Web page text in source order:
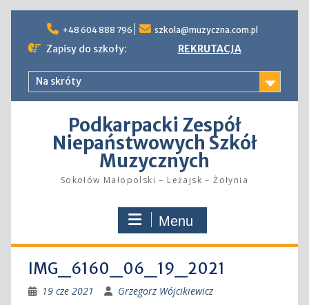
content
+48 604 888 796 szkola@muzyczna.com.pl
Zapisy do szkoły: REKRUTACJA
Na skróty
Podkarpacki Zespół
Niepaństwowych Szkół
Muzycznych
Sokołów Małopolski – Leżajsk – Żołynia
Menu
IMG_6160_06_19_2021
19 cze 2021 Grzegorz Wójcikiewicz